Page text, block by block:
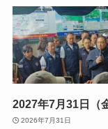
2027年7月31日（
2026年7月31日